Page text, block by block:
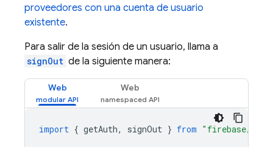
proveedores con una cuenta de usuario
existente.
Para salir de la sesión de un usuario, llama a
signOut de la siguiente manera:
Web Web
import { getAuth, signOut } from "firebase/